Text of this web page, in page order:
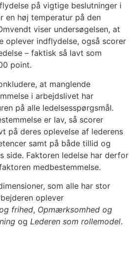
på vigtige beslutninger i
en høj temperatur på den
viser undersøgelsen, at
oplever indflydelse, også scorer
– faktisk så lavt som
point.
at manglende
i arbejdslivet har
på alle ledelsesspørgsmål.
er lav, så scorer
på deres oplevelse af lederens
samt på både tillid og
side. Faktoren ledelse har derfor
medbestemmelse.
som alle har stor
oplever
frihed, Opmærksomhed og
og Lederen som rollemodel.